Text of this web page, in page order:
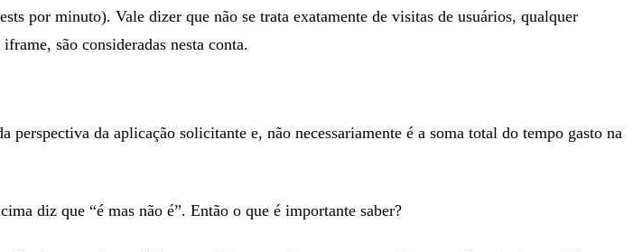
por minuto). Vale dizer que não se trata exatamente de visitas de usuários, qualquer
são consideradas nesta conta.
perspectiva da aplicação solicitante e, não necessariamente é a soma total do tempo gasto na
diz que “é mas não é”. Então o que é importante saber?